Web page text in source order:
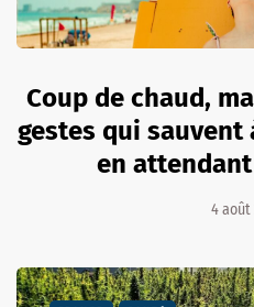
Coup de chaud,
gestes qui
en
4 août